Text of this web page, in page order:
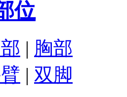
位
| 胸部
| 双脚